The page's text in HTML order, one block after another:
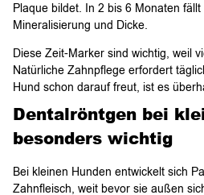
Plaque bildet. In 2 bis 6 Monaten
Mineralisierung und Dicke.
Diese Zeit-Marker sind wichtig, weil
Natürliche Zahnpflege erfordert
Hund schon darauf freut, ist es
Dentalröntgen bei
besonders wichtig
Bei kleinen Hunden entwickelt sich
Zahnfleisch, weit bevor sie außen